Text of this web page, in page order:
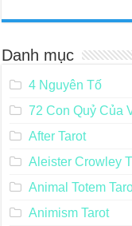
Danh mục
4 Nguyên Tố
72 Con Quỷ Của
After Tarot
Aleister Crowley
Animal Totem
Animism Tarot